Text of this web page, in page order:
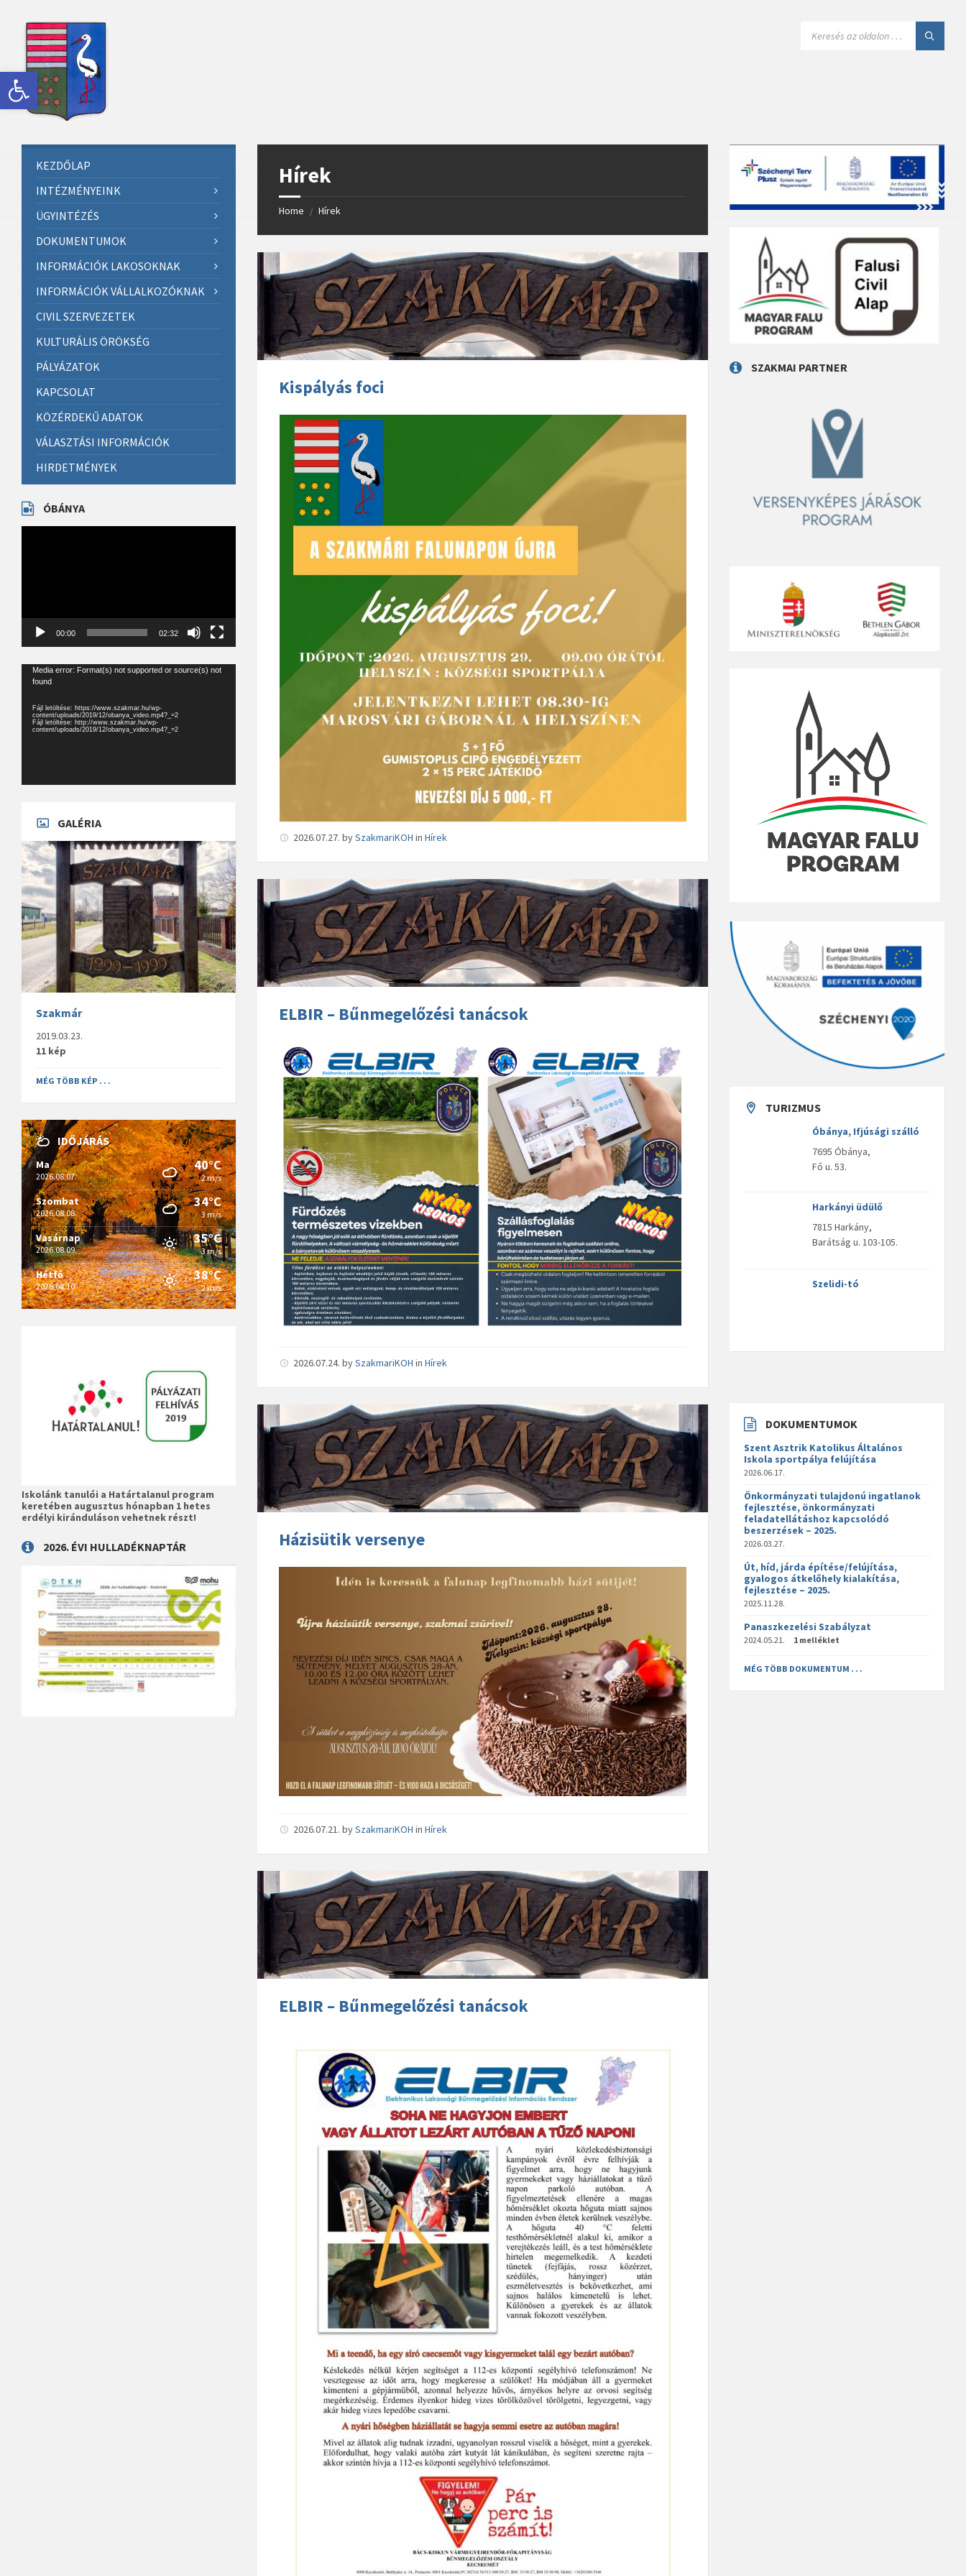
Eszköztár megnyitása
content
sidebar
sidebar
footer
Hírek
Home / Hírek
Kispályás foci
2026.07.27.bySzakmariKOH inHírek
ELBIR – Bűnmegelőzési tanácsok
2026.07.24.bySzakmariKOH inHírek
Házisütik versenye
2026.07.21.bySzakmariKOH inHírek
ELBIR – Bűnmegelőzési tanácsok
KEZDŐLAP
INTÉZMÉNYEINK
ÜGYINTÉZÉS
DOKUMENTUMOK
INFORMÁCIÓK LAKOSOKNAK
INFORMÁCIÓK VÁLLALKOZÓKNAK
CIVIL SZERVEZETEK
KULTURÁLIS ÖRÖKSÉG
PÁLYÁZATOK
KAPCSOLAT
KÖZÉRDEKŰ ADATOK
VÁLASZTÁSI INFORMÁCIÓK
HIRDETMÉNYEK
ÓBÁNYA
00:00 02:32
Videólejátszó
Media error: Format(s) not supported or source(s) not
found
Fájl letöltése: https://www.szakmar.hu/wp-
content/uploads/2019/12/obanya_video.mp4?_=2
Fájl letöltése: http://www.szakmar.hu/wp-
content/uploads/2019/12/obanya_video.mp4?_=2
GALÉRIA
Szakmár
2019.03.23.
11 kép
MÉG TÖBB KÉP . . .
IDŐJÁRÁS
Ma
2026.08.07.
40°C
2 m/s
Szombat
2026.08.08.
34°C
3 m/s
Vasárnap
2026.08.09.
35°C
3 m/s
Hétfő
2026.08.10.
38°C
2 m/s
Iskolánk tanulói a Határtalanul program
keretében augusztus hónapban 1 hetes
erdélyi kiránduláson vehetnek részt!
2026. ÉVI HULLADÉKNAPTÁR
SZAKMAI PARTNER
TURIZMUS
Óbánya, Ifjúsági szálló
7695 Óbánya,
Fő u. 53.
Harkányi üdülő
7815 Harkány,
Barátság u. 103-105.
Szelidi-tó
DOKUMENTUMOK
Szent Asztrik Katolikus Általános
Iskola sportpálya felújítása
2026.06.17.
Önkormányzati tulajdonú ingatlanok
fejlesztése, önkormányzati
feladatellátáshoz kapcsolódó
beszerzések – 2025.
2026.03.27.
Út, híd, járda építése/felújítása,
gyalogos átkelőhely kialakítása,
fejlesztése – 2025.
2025.11.28.
Panaszkezelési Szabályzat
2024.05.21. 1 melléklet
MÉG TÖBB DOKUMENTUM . . .